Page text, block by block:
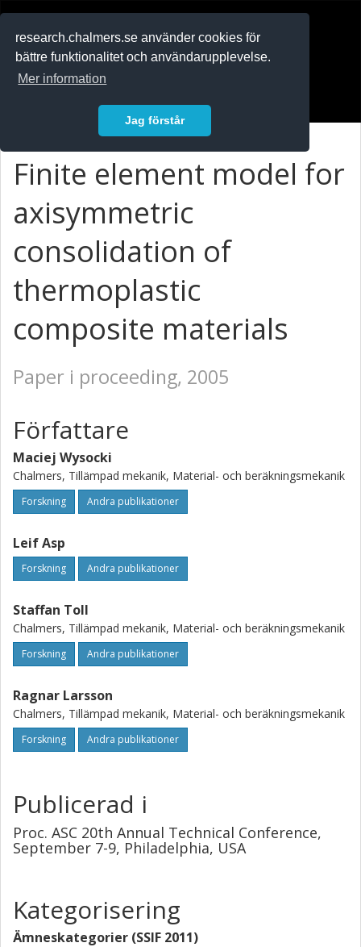
research.chalmers.se använder cookies för
bättre funktionalitet och användarupplevelse.
Mer information
Jag förstår
Finite element model for
axisymmetric
consolidation of
thermoplastic
composite materials
Paper i proceeding, 2005
Författare
Maciej Wysocki
Chalmers, Tillämpad mekanik, Material- och beräkningsmekanik
Forskning Andra publikationer
Leif Asp
Forskning Andra publikationer
Staffan Toll
Chalmers, Tillämpad mekanik, Material- och beräkningsmekanik
Forskning Andra publikationer
Ragnar Larsson
Chalmers, Tillämpad mekanik, Material- och beräkningsmekanik
Forskning Andra publikationer
Publicerad i
Proc. ASC 20th Annual Technical Conference,
September 7-9, Philadelphia, USA
Kategorisering
Ämneskategorier (SSIF 2011)